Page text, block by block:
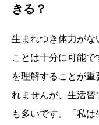
きる？
生まれつき体力がな
ことは十分に可能
を理解することが
れませんが、生活習
も多いです。「私